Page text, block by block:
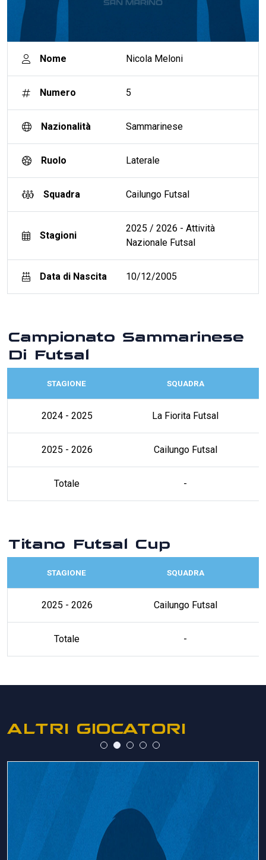
Nome Nicola Meloni
Numero 5
Nazionalità Sammarinese
Ruolo Laterale
Squadra Cailungo Futsal
Stagioni
2025 / 2026 - Attività
Nazionale Futsal
Data di Nascita 10/12/2005
Campionato Sammarinese
Di Futsal
STAGIONE SQUADRA
2024 - 2025 La Fiorita Futsal
2025 - 2026 Cailungo Futsal
Totale -
Titano Futsal Cup
STAGIONE SQUADRA
2025 - 2026 Cailungo Futsal
Totale -
ALTRI GIOCATORI